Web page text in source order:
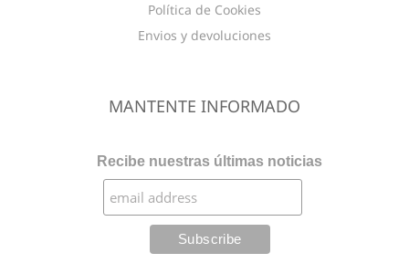
Política de Cookies
Envios y devoluciones
MANTENTE INFORMADO
Recibe nuestras últimas noticias